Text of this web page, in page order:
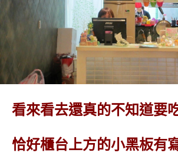
看來看去還真的不知道要
恰好櫃台上方的小黑板有